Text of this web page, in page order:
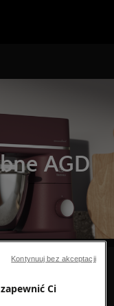
AGD
Ci
Kontynuuj bez akceptacji